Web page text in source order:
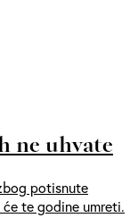
ne uhvate
potisnute
te godine umreti.